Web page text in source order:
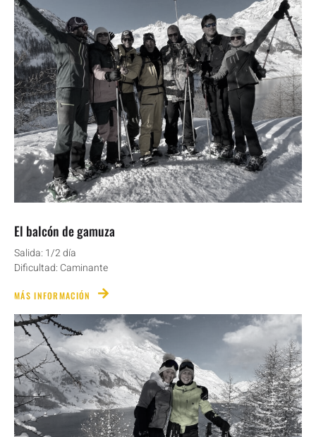
El balcón de gamuza
Salida: 1/2 día
Dificultad: Caminante
MÁS INFORMACIÓN